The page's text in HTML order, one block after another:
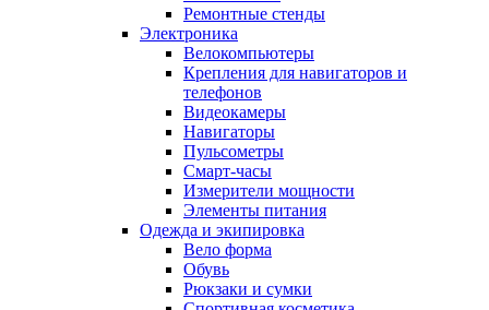
Ремонтные стенды
Электроника
Велокомпьютеры
Крепления для навигаторов и
телефонов
Видеокамеры
Навигаторы
Пульсометры
Смарт-часы
Измерители мощности
Элементы питания
Одежда и экипировка
Вело форма
Обувь
Рюкзаки и сумки